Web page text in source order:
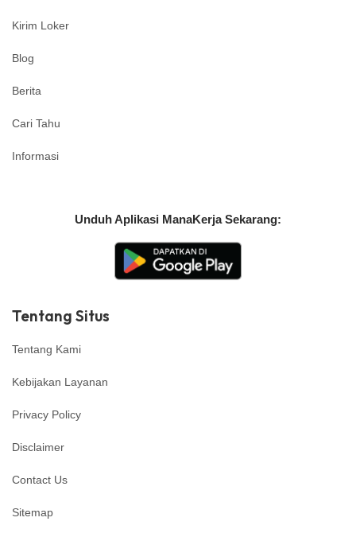
Kirim Loker
Blog
Berita
Cari Tahu
Informasi
Unduh Aplikasi ManaKerja Sekarang:
Tentang Situs
Tentang Kami
Kebijakan Layanan
Privacy Policy
Disclaimer
Contact Us
Sitemap